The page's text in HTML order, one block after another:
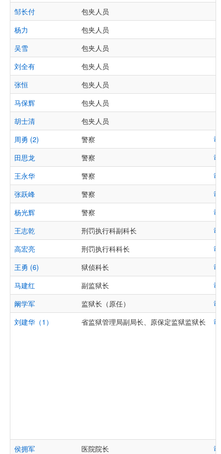
邹长付
包夹人员
杨力
包夹人员
吴雪
包夹人员
刘全有
包夹人员
张恒
包夹人员
马保辉
包夹人员
胡士清
包夹人员
周勇 (2)
警察
田思龙
警察
王永华
警察
张跃峰
警察
杨光辉
警察
王志乾
刑罚执行科副科长
高宏亮
刑罚执行科科长
王勇 (6)
狱侦科长
马建红
副监狱长
阚学军
监狱长（原任）
刘建华（1）
省监狱管理局副局长、原保定监狱监狱长
侯拥军 医院院长